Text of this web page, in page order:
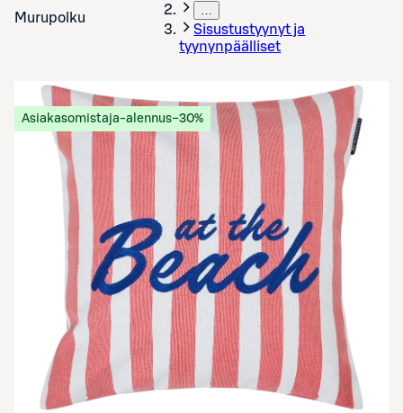
Murupolku
…
Sisustustyynyt ja
tyynynpäälliset
Avaa tuotekuva suurennettuna
Asiakasomistaja-alennus−30%